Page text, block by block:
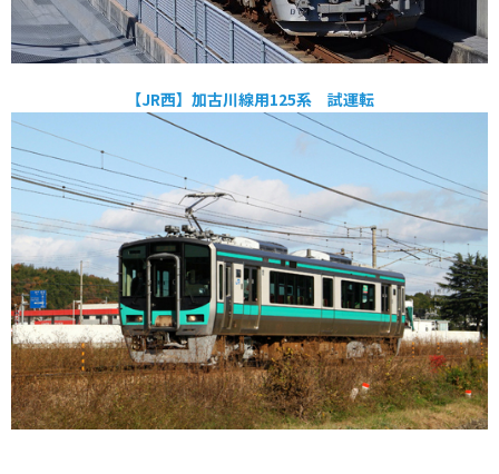
【JR西】加古川線用125系 試運転